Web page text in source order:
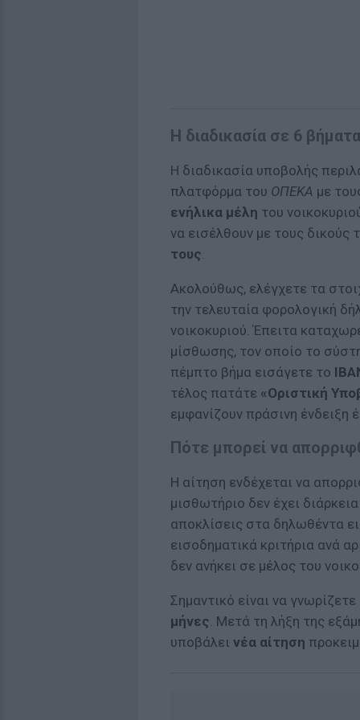
Η διαδικασία σε 6 βήματα
Η διαδικασία υποβολής
πλατφόρμα του ΟΠΕΚΑ με
ενήλικα μέλη του
να εισέλθουν με τους
τους.
Ακολούθως, ελέγχετε τα
την τελευταία φορολογική
νοικοκυριού. Έπειτα
μίσθωσης, τον οποίο το
πέμπτο βήμα εισάγετε το
τέλος πατάτε «Οριστική
εμφανίζουν πράσινη ένδειξη
Πότε μπορεί να
Η αίτηση ενδέχεται να
μισθωτήριο δεν έχει
αποκλίσεις στα δηλωθέντα
εισοδηματικά κριτήρια ανά
δεν ανήκει σε μέλος του
Σημαντικό είναι να γνωρίζετε
μήνες. Μετά τη λήξη της
υποβάλει νέα αίτηση